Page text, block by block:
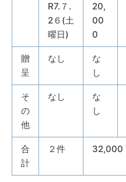
R7.７.
2６(土
曜日)
20,
00
0
贈
呈
なし
な
し
そ
の
他
なし
な
し
合
計
２件 32,000